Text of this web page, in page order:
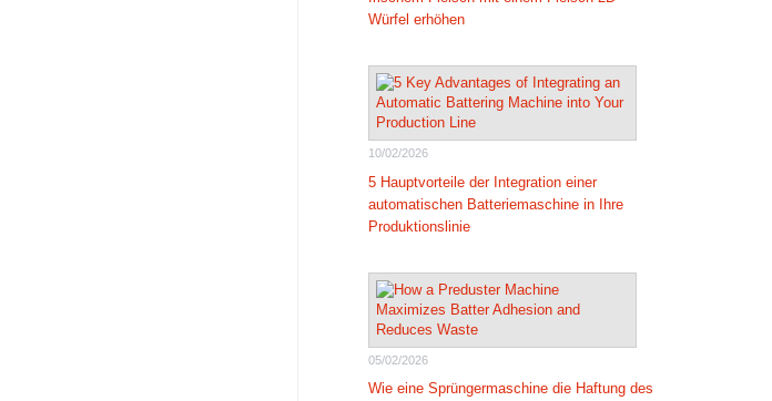
Würfel erhöhen
10/02/2026
5 Hauptvorteile der Integration einer
automatischen Batteriemaschine in Ihre
Produktionslinie
05/02/2026
Wie eine Sprüngermaschine die Haftung des